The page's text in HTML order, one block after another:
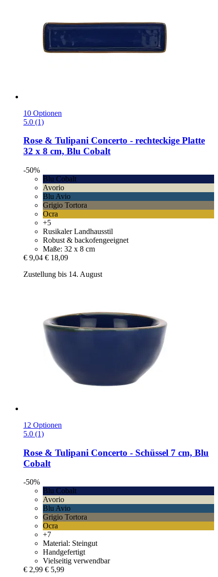
10 Optionen
5.0 (1)
Rose & Tulipani Concerto -​ rechteckige Platte
32 x 8 cm, Blu Cobalt
-50%
Blu Cobalt
Avorio
Blu Avio
Grigio Tortora
Ocra
+5
Rusikaler Landhausstil
Robust & backofengeeignet
Maße: 32 x 8 cm
€ 9,04 € 18,09
Zustellung bis 14. August
12 Optionen
5.0 (1)
Rose & Tulipani Concerto -​ Schüssel 7 cm, Blu
Cobalt
-50%
Blu Cobalt
Avorio
Blu Avio
Grigio Tortora
Ocra
+7
Material: Steingut
Handgefertigt
Vielseitig verwendbar
€ 2,99 € 5,99